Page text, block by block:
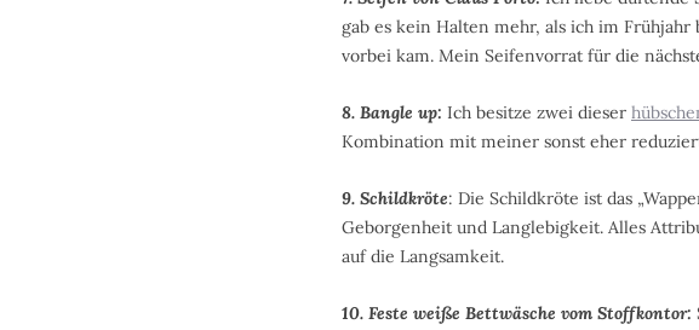
gab es kein Halten mehr, als ich im
vorbei kam. Mein Seifenvorrat für die
8. Bangle up: Ich besitze zwei dieser
Kombination mit meiner sonst eher
9. Schildkröte: Die Schildkröte ist das
Geborgenheit und Langlebigkeit. Alles
auf die Langsamkeit.
10. Feste weiße Bettwäsche vom Stoffkontor: